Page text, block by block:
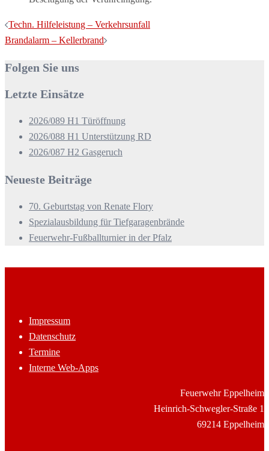
Beitragsnavigation
Techn. Hilfeleistung – Verkehrsunfall
Brandalarm – Kellerbrand
Folgen Sie uns
Letzte Einsätze
2026/089 H1 Türöffnung
2026/088 H1 Unterstützung RD
2026/087 H2 Gasgeruch
Neueste Beiträge
70. Geburtstag von Renate Flory
Spezialausbildung für Tiefgaragenbrände
Feuerwehr-Fußballturnier in der Pfalz
Impressum
Datenschutz
Termine
Interne Web-Apps
Feuerwehr Eppelheim
Heinrich-Schwegler-Straße 1
69214 Eppelheim